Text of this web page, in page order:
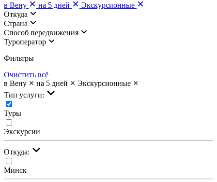
в Вену
на 5 дней
Экскурсионные
Откуда
Страна
Cпособ передвижения
Туроператор
Фильтры
Очистить всё
в Вену
на 5 дней
Экскурсионные
Тип услуги:
Туры
Экскурсии
Откуда:
Минск